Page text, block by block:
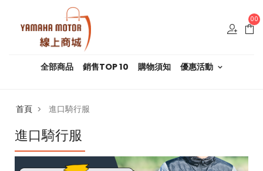
00
全部商品 銷售TOP 10 購物須知 優惠活動
首頁 > 進口騎行服
進口騎行服